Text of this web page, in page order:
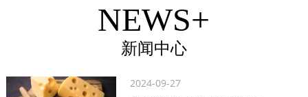
NEWS+
新闻中心
2024-09-27